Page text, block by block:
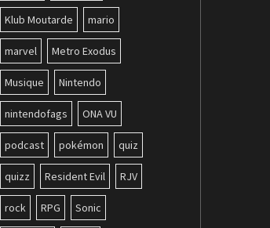
Klub Moutarde mario
marvel Metro Exodus
Musique Nintendo
nintendofags ONA VU
podcast pokémon quiz
quizz Resident Evil RJV
rock RPG Sonic